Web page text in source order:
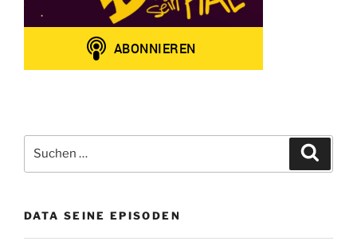
nach:
DATA SEINE EPISODEN